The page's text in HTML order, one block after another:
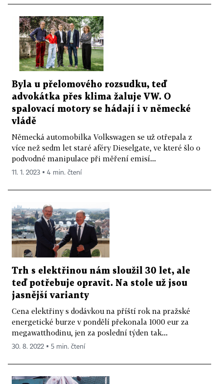
Byla u přelomového rozsudku, teď
advokátka přes klima žaluje VW. O
spalovací motory se hádají i v německé
vládě
Německá automobilka Volkswagen se už otřepala z
více než sedm let staré aféry Dieselgate, ve které šlo o
podvodné manipulace při měření emisí...
11. 1. 2023 ▪ 4 min. čtení
Trh s elektřinou nám sloužil 30 let, ale
teď potřebuje opravit. Na stole už jsou
jasnější varianty
Cena elektřiny s dodávkou na příští rok na pražské
energetické burze v pondělí překonala 1000 eur za
megawatthodinu, jen za poslední týden tak...
30. 8. 2022 ▪ 5 min. čtení